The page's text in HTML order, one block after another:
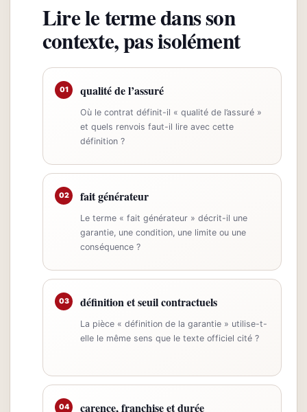
Lire le terme dans son
contexte, pas isolément
01 qualité de l’assuré
Où le contrat définit-il « qualité de l’assuré »
et quels renvois faut-il lire avec cette
définition ?
02 fait générateur
Le terme « fait générateur » décrit-il une
garantie, une condition, une limite ou une
conséquence ?
03 définition et seuil contractuels
La pièce « définition de la garantie » utilise-t-
elle le même sens que le texte officiel cité ?
04 carence, franchise et durée